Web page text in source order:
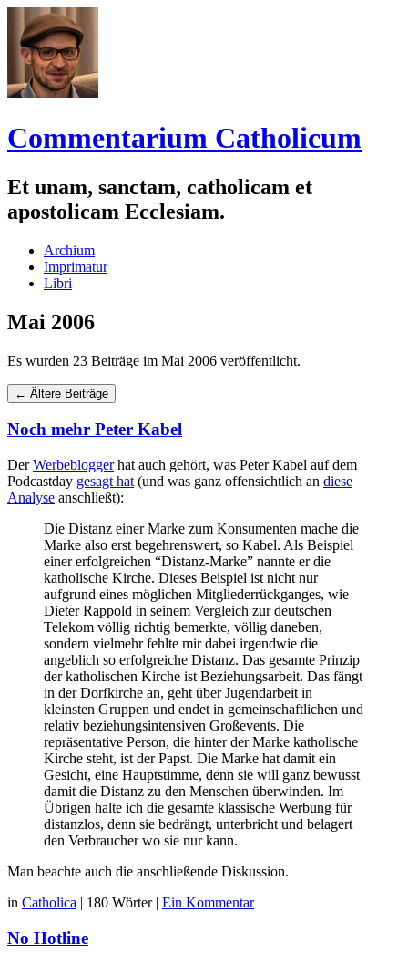
Commentarium Catholicum
Et unam, sanctam, catholicam et
apostolicam Ecclesiam.
Zum
Inhalt
springen
Archium
Imprimatur
Libri
Mai 2006
Es wurden 23 Beiträge im Mai 2006 veröffentlicht.
Navigation
← Ältere Beiträge
Noch mehr Peter Kabel
DerWerbebloggerhat auch gehört, was Peter Kabel auf dem
Podcastday gesagt hat (und was ganz offensichtlich an diese
Analyse anschließt):
Die Distanz einer Marke zum Konsumenten mache die
Marke also erst begehrenswert, so Kabel. Als Beispiel
einer erfolgreichen “Distanz-Marke” nannte er die
katholische Kirche. Dieses Beispiel ist nicht nur
aufgrund eines möglichen Mitgliederrückganges, wie
Dieter Rappold in seinem Vergleich zur deutschen
Telekom völlig richtig bemerkte, völlig daneben,
sondern vielmehr fehlte mir dabei irgendwie die
angeblich so erfolgreiche Distanz. Das gesamte Prinzip
der katholischen Kirche ist Beziehungsarbeit. Das fängt
in der Dorfkirche an, geht über Jugendarbeit in
kleinsten Gruppen und endet in gemeinschaftlichen und
relativ beziehungsintensiven Großevents. Die
repräsentative Person, die hinter der Marke katholische
Kirche steht, ist der Papst. Die Marke hat damit ein
Gesicht, eine Hauptstimme, denn sie will ganz bewusst
damit die Distanz zu den Menschen überwinden. Im
Übrigen halte ich die gesamte klassische Werbung für
distanzlos, denn sie bedrängt, unterbricht und belagert
den Verbraucher wo sie nur kann.
Man beachte auch die anschließende Diskussion.
in Catholica | 180 Wörter | Ein Kommentar
No Hotline